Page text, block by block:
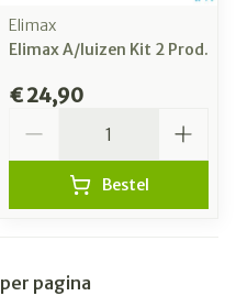
Elimax
Elimax A/luizen Kit 2 Prod.
€ 24,90
Bestel
per pagina